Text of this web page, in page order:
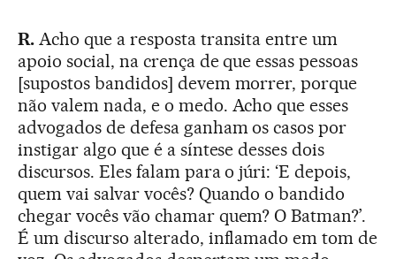
R.Acho que a resposta transita entre um
apoio social, na crença de que essas pessoas
[supostos bandidos] devem morrer, porque
não valem nada, e o medo. Acho que esses
advogados de defesa ganham os casos por
instigar algo que é a síntese desses dois
discursos. Eles falam para o júri: ‘E depois,
quem vai salvar vocês? Quando o bandido
chegar vocês vão chamar quem? O Batman?’.
É um discurso alterado, inflamado em tom de